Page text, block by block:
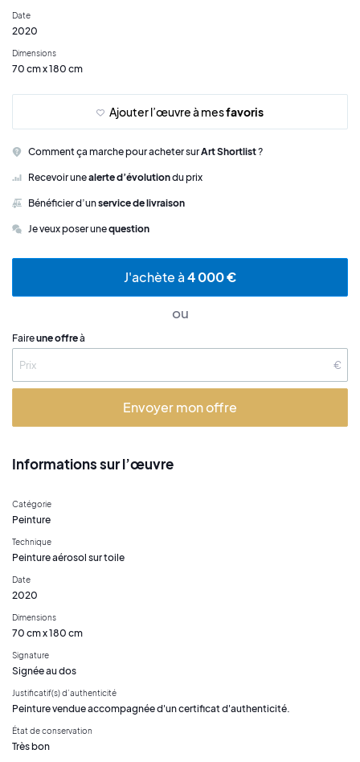
Date
2020
Dimensions
70 cm x 180 cm
Ajouter l’œuvre à mesfavoris
Comment ça marche pour acheter surArt Shortlist?
Recevoir unealerte d’évolutiondu prix
Bénéficier d’unservice de livraison
Je veux poser unequestion
J'achète à4 000 €
ou
Faireune offreà
€
Envoyer mon offre
Informations sur l’œuvre
Catégorie
Peinture
Technique
Peinture aérosol sur toile
Date
2020
Dimensions
70 cm x 180 cm
Signature
Signée au dos
Justificatif(s) d’authenticité
Peinture vendue accompagnée d'un certificat d'authenticité.
État de conservation
Très bon